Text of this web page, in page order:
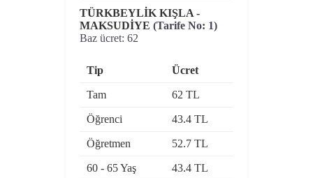
TÜRKBEYLİK KIŞLA -
MAKSUDİYE (Tarife No: 1)
Baz ücret: 62
Tip Ücret
Tam 62 TL
Öğrenci 43.4 TL
Öğretmen 52.7 TL
60 - 65 Yaş 43.4 TL